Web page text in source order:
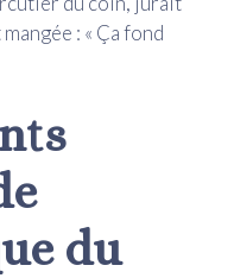
: « Ça fond
du